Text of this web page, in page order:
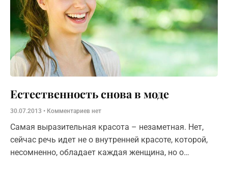
Естественность снова в моде
30.07.2013 Комментариев нет
Самая выразительная красота – незаметная. Нет,
сейчас речь идет не о внутренней красоте, которой,
несомненно, обладает каждая женщина, но о